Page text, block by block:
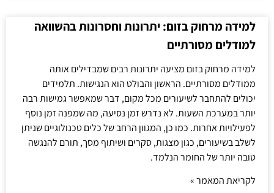
למידה מרחוק בזום: יתרונות וחסרונות בהשוואה
למודלים מסורתיים
למידה מרחוק בזום מציעה יתרונות רבים שמבדילים אותה
ממודלים מסורתיים. הראשון והבולט הוא הנגישות. תלמידים
יכולים להתחבר לשיעורים מכל מקום, דבר שמאפשר גמישות רבה
יותר במערכת השעות. לא נדרש זמן נסיעה, מה שמפנה זמן נוסף
לפעילויות אחרות. כמו כן, המגוון הרחב של כלים טכנולוגיים שניתן
לשלב בשיעורים, כגון מצגות, סקרים ושיתוף מסך, תורם להנגשה
טובה יותר של החומר הנלמד.
לקריאת המאמר »